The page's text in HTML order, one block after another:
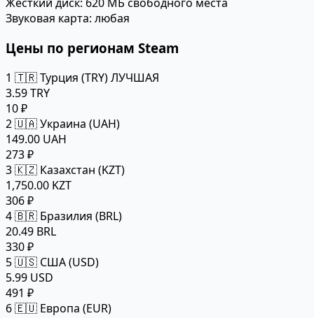
Звуковая карта: любая
Цены по регионам Steam
1 🇹🇷 Турция (TRY)ЛУЧШАЯ
3.59 TRY
10 ₽
2🇺🇦 Украина (UAH)
149.00 UAH
273 ₽
3🇰🇿 Казахстан (KZT)
1,750.00 KZT
306 ₽
4🇧🇷 Бразилия (BRL)
20.49 BRL
330 ₽
5🇺🇸 США (USD)
5.99 USD
491 ₽
6🇪🇺 Европа (EUR)